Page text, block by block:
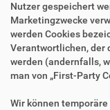
Nutzer gespeichert
Marketingzwecke
werden Cookies
Verantwortlichen, der
werden (andernfalls,
man von „First-Party
Wir können